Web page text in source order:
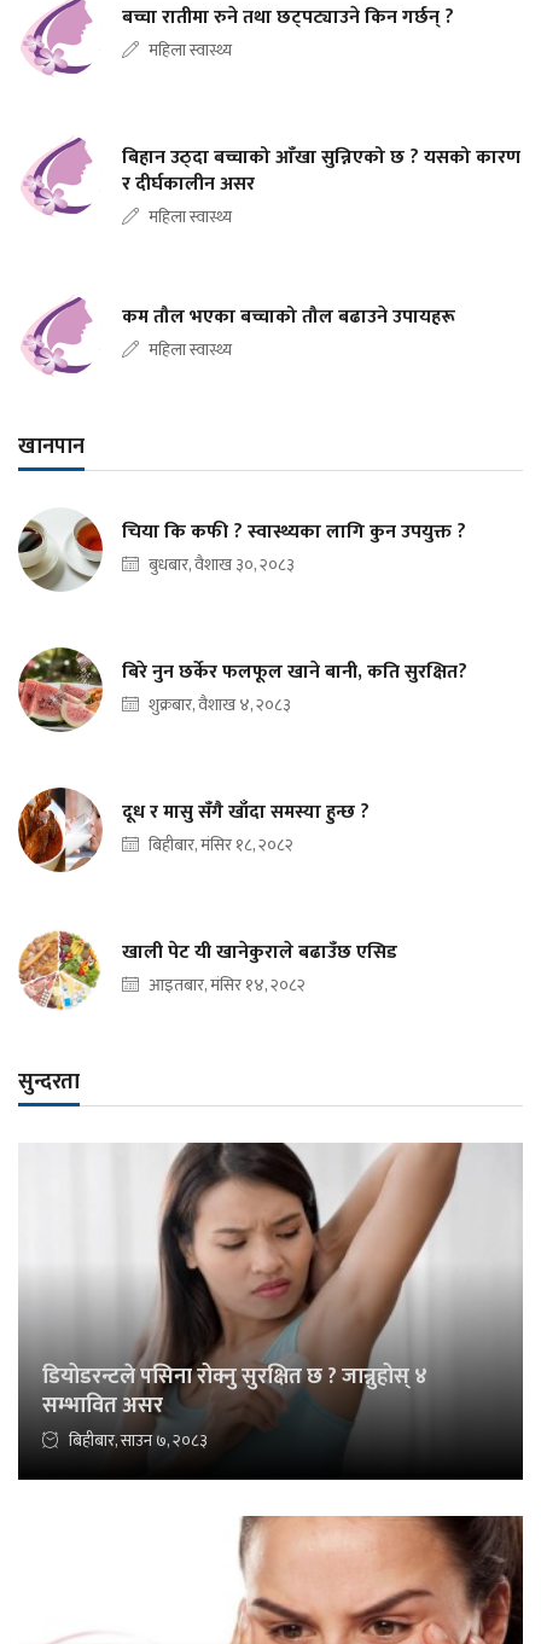
बच्चा रातीमा रुने तथा छट्पट्याउने किन गर्छन् ?
महिला स्वास्थ्य
बिहान उठ्दा बच्चाको आँखा सुन्निएको छ ? यसको कारण
र दीर्घकालीन असर
महिला स्वास्थ्य
कम तौल भएका बच्चाको तौल बढाउने उपायहरू
महिला स्वास्थ्य
खानपान
चिया कि कफी ? स्वास्थ्यका लागि कुन उपयुक्त ?
बुधबार, वैशाख ३०, २०८३
बिरे नुन छर्केर फलफूल खाने बानी, कति सुरक्षित?
शुक्रबार, वैशाख ४, २०८३
दूध र मासु सँगै खाँदा समस्या हुन्छ ?
बिहीबार, मंसिर १८, २०८२
खाली पेट यी खानेकुराले बढाउँछ एसिड
आइतबार, मंसिर १४, २०८२
सुन्दरता
डियोडरन्टले पसिना रोक्नु सुरक्षित छ ? जान्नुहोस् ४
सम्भावित असर
बिहीबार, साउन ७, २०८३